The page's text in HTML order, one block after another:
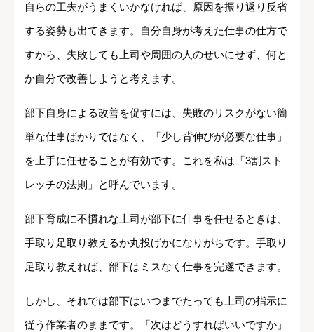
自らの工夫がうまくいかなければ、原因を振り返り反省
する姿勢も出てきます。自分自身が考えた仕事の仕方で
すから、失敗しても上司や周囲の人のせいにせず、何と
か自分で改善しようと考えます。
部下自身による改善を促すには、失敗のリスクがない簡
単な仕事ばかりではなく、「少し背伸びが必要な仕事」
を上手に任せることが有効です。これを私は「3割スト
レッチの法則」と呼んでいます。
部下育成に不慣れな上司が部下に仕事を任せるときは、
手取り足取り教えるか丸投げかになりがちです。手取り
足取り教えれば、部下はミスなく仕事を完遂できます。
しかし、それでは部下はいつまでたっても上司の指示に
従う作業者のままです。「次はどうすればいいですか」